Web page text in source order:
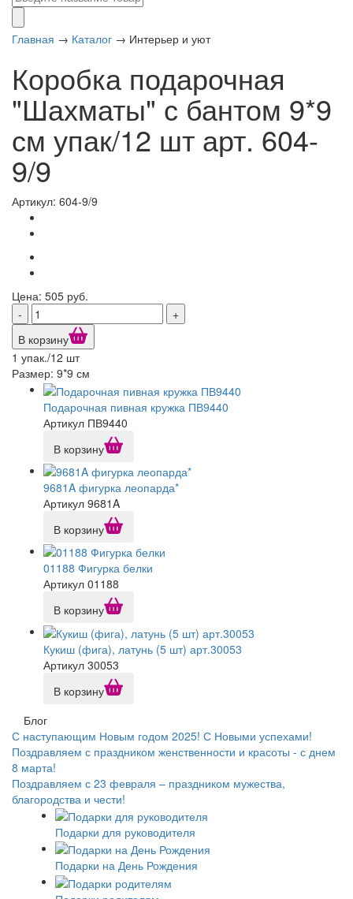
Главная → Каталог → Интерьер и уют
Коробка подарочная
"Шахматы" с бантом 9*9
см упак/12 шт арт. 604-
9/9
Артикул: 604-9/9
Цена: 505 руб.
-
+
В корзину
1 упак./12 шт
Размер: 9*9 см
Подарочная пивная кружка ПВ9440
Артикул ПВ9440
В корзину
9681A фигурка леопарда*
Артикул 9681A
В корзину
01188 Фигурка белки
Артикул 01188
В корзину
Кукиш (фига), латунь (5 шт) арт.30053
Артикул 30053
В корзину
Блог
С наступающим Новым годом 2025! С Новыми успехами!
Поздравляем с праздником женственности и красоты - с днем
8 марта!
Поздравляем с 23 февраля – праздником мужества,
благородства и чести!
Подарки для руководителя
Подарки на День Рождения